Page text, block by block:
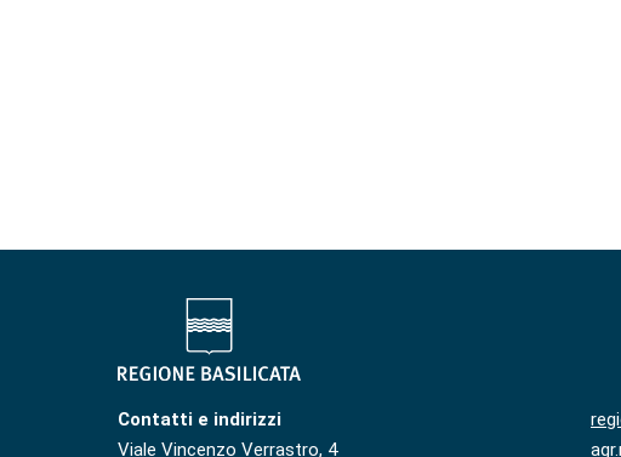
Contatti e indirizzi
Viale Vincenzo Verrastro, 4